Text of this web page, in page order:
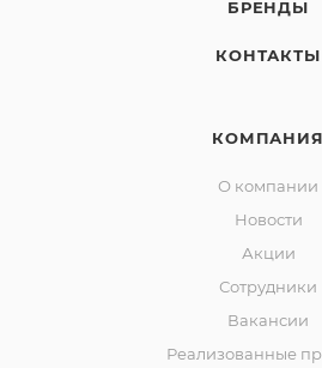
БРЕНДЫ
КОНТАКТЫ
КОМПАНИЯ
О компании
Новости
Акции
Сотрудники
Вакансии
Реализованные